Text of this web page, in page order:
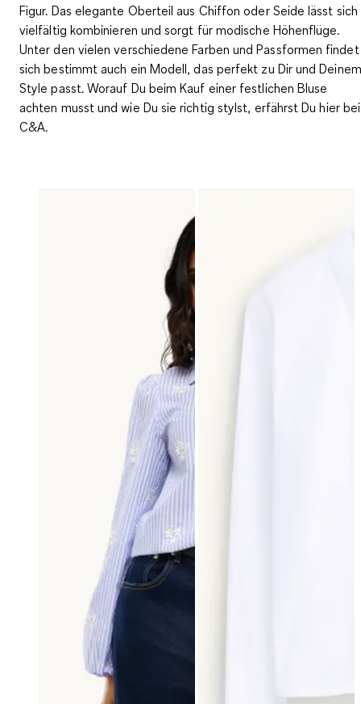
Figur. Das elegante Oberteil aus Chiffon oder Seide lässt sich
vielfältig kombinieren und sorgt für modische Höhenflüge.
Unter den vielen verschiedene Farben und Passformen findet
sich bestimmt auch ein Modell, das perfekt zu Dir und Deinem
Style passt. Worauf Du beim Kauf einer festlichen Bluse
achten musst und wie Du sie richtig stylst, erfährst Du hier bei
C&A.